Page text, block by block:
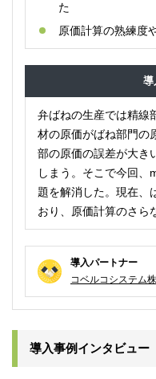
た
原価計算の熟練度
導
弁ばねの生産では精線
材の原価がばね部門の
部の原価の誤差が大き
しまう。そこで今回、
題を解消した。現在、
おり、原価計算のさら
導入パートナー
コベルコシステム
導入事例インタビュー